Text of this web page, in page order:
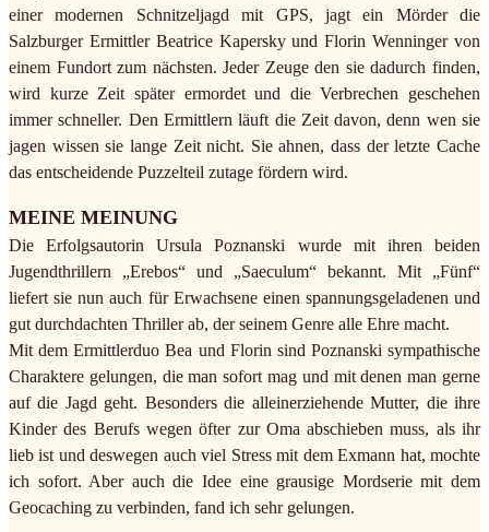
einer modernen Schnitzeljagd mit GPS, jagt ein Mörder die
Salzburger Ermittler Beatrice Kapersky und Florin Wenninger von
einem Fundort zum nächsten. Jeder Zeuge den sie dadurch finden,
wird kurze Zeit später ermordet und die Verbrechen geschehen
immer schneller. Den Ermittlern läuft die Zeit davon, denn wen sie
jagen wissen sie lange Zeit nicht. Sie ahnen, dass der letzte Cache
das entscheidende Puzzelteil zutage fördern wird.
MEINE MEINUNG
Die Erfolgsautorin Ursula Poznanski wurde mit ihren beiden
Jugendthrillern „Erebos“ und „Saeculum“ bekannt. Mit „Fünf“
liefert sie nun auch für Erwachsene einen spannungsgeladenen und
gut durchdachten Thriller ab, der seinem Genre alle Ehre macht.
Mit dem Ermittlerduo Bea und Florin sind Poznanski sympathische
Charaktere gelungen, die man sofort mag und mit denen man gerne
auf die Jagd geht. Besonders die alleinerziehende Mutter, die ihre
Kinder des Berufs wegen öfter zur Oma abschieben muss, als ihr
lieb ist und deswegen auch viel Stress mit dem Exmann hat, mochte
ich sofort. Aber auch die Idee eine grausige Mordserie mit dem
Geocaching zu verbinden, fand ich sehr gelungen.